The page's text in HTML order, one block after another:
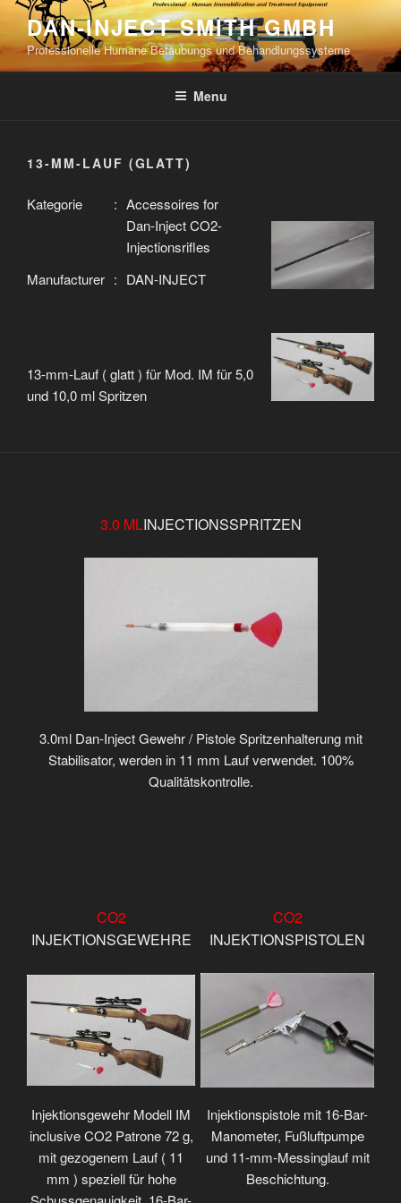
Skip
content
DAN-INJECT SMITH GMBH
Professionelle Humane Betäubungs und Behandlungssysteme
Menu
13-MM-LAUF (GLATT)
Kategorie : Accessoires for
Dan-Inject CO2-
Injectionsrifles
Manufacturer : DAN-INJECT
13-mm-Lauf ( glatt ) für Mod. IM für 5,0
und 10,0 ml Spritzen
3.0 MLINJECTIONSSPRITZEN
3.0ml Dan-Inject Gewehr / Pistole Spritzenhalterung mit
Stabilisator, werden in 11 mm Lauf verwendet. 100%
Qualitätskontrolle.
CO2
INJEKTIONSGEWEHRE
CO2
INJEKTIONSPISTOLEN
Injektionsgewehr Modell IM
inclusive CO2 Patrone 72 g,
mit gezogenem Lauf ( 11
mm ) speziell für hohe
Injektionspistole mit 16-Bar-
Manometer, Fußluftpumpe
und 11-mm-Messinglauf mit
Beschichtung.